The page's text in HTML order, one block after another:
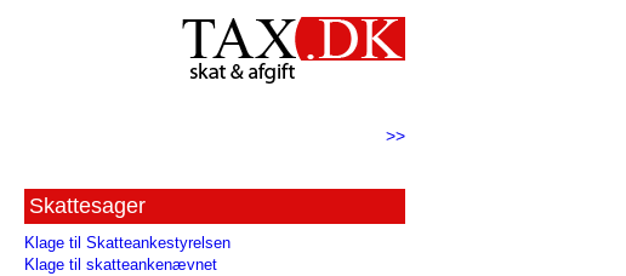
>>
Skattesager
Klage til Skatteankestyrelsen
Klage til skatteankenævnet